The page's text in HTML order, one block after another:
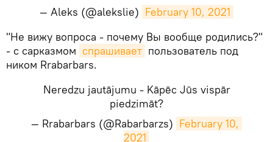
— Aleks (@alekslie) February 10, 2021
​​"Не вижу вопроса - почему Вы вообще родились?"
- с сарказмом спрашивает пользователь под
ником Rrabarbars.
Neredzu jautājumu - Kāpēc Jūs vispār
piedzimāt?
— Rrabarbars (@Rabarbarzs) February 10,
2021